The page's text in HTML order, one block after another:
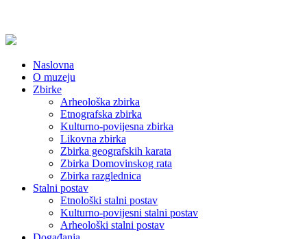
Naslovna
O muzeju
Zbirke
Arheološka zbirka
Etnografska zbirka
Kulturno-povijesna zbirka
Likovna zbirka
Zbirka geografskih karata
Zbirka Domovinskog rata
Zbirka razglednica
Stalni postav
Etnološki stalni postav
Kulturno-povijesni stalni postav
Arheološki stalni postav